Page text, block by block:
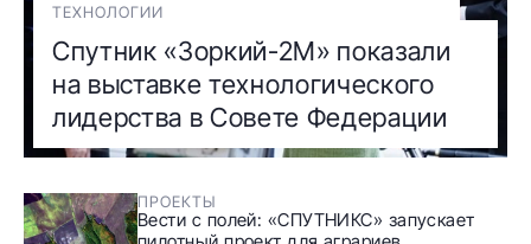
ТЕХНОЛОГИИ
Спутник «Зоркий-2М» показали
на выставке технологического
лидерства в Совете Федерации
ПРОЕКТЫ
Вести с полей: «СПУТНИКС» запускает